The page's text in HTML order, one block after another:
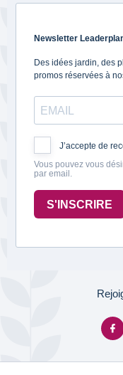
Newsletter
Des idées jardin, des
promos réservées à
J’accepte de
Vous pouvez vous
par email.
S'INSCRIRE